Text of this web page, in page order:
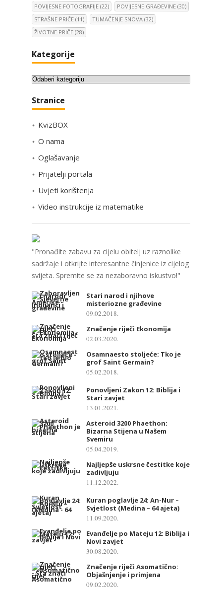
POVIJESNE FOTOGRAFIJE (22) POVIJESNE GRAĐEVINE (30)
STRAŠNE PRIČE (11) TUMAČENJE SNOVA (32)
ŽIVOTNE PRIČE (28)
Kategorije
K
t
g
i
j
Stranice
KvizBOX
O nama
Oglašavanje
Prijatelji portala
Uvjeti korištenja
Video instrukcije iz matematike
"Pronađite zabavu za cijelu obitelj uz raznolike
sadržaje i otkrijte interesantne činjenice iz cijelog
svijeta. Spremite se za nezaboravno iskustvo!"
Stari narod i njihove
misteriozne građevine
09.02.2018.
Značenje riječi Ekonomija
02.03.2020.
Osamnaesto stoljeće: Tko je
grof Saint Germain?
05.02.2018.
Ponovljeni Zakon 12: Biblija i
Stari zavjet
13.01.2021.
Asteroid 3200 Phaethon:
Bizarna Stijena u Našem
Svemiru
05.04.2019.
Najljepše uskrsne čestitke koje
zadivljuju
11.12.2022.
Kuran poglavlje 24: An-Nur –
Svjetlost (Medina – 64 ajeta)
11.09.2020.
Evanđelje po Mateju 12: Biblija i
Novi zavjet
30.08.2020.
Značenje riječi Asomatično:
Objašnjenje i primjena
09.02.2020.